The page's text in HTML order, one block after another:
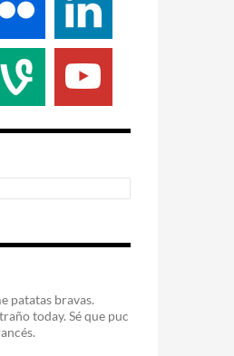
patatas bravas.
today. Sé que puc